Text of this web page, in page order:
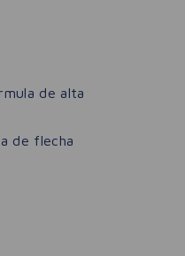
de alta
de flecha